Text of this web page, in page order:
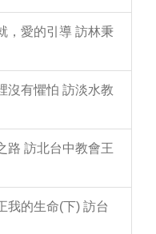
，愛的引導 訪林秉
沒有懼怕 訪淡水教
路 訪北台中教會王
我的生命(下) 訪台